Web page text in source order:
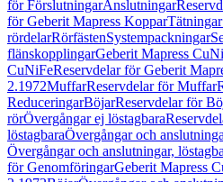
för FörslutningarAnslutningar
för Geberit Mapress Koppar
rördelarRörfästenSystempackningar
flänskopplingarGeberit Mapress
CuNiFeReservdelar för Geberit
2.1972MuffarReservdelar för Muffar
ReduceringarBöjarReservdelar för
rörÖvergångar ej löstagbara
löstagbaraÖvergångar och
Övergångar och anslutningar,
för GenomföringarGeberit Mapress